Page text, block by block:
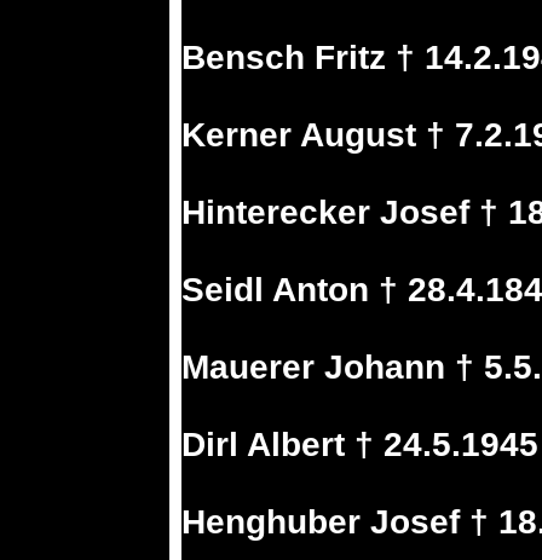
Bensch Fritz †
Kerner August †
Hinterecker Josef †
Seidl Anton †
Mauerer Johann †
Dirl Albert †
Henghuber Josef †